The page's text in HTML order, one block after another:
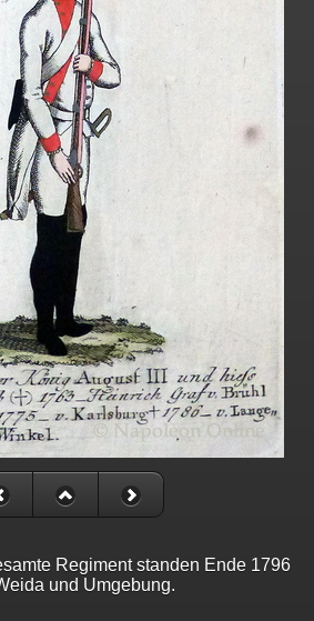
Regiment standen Ende 1796
und Umgebung.